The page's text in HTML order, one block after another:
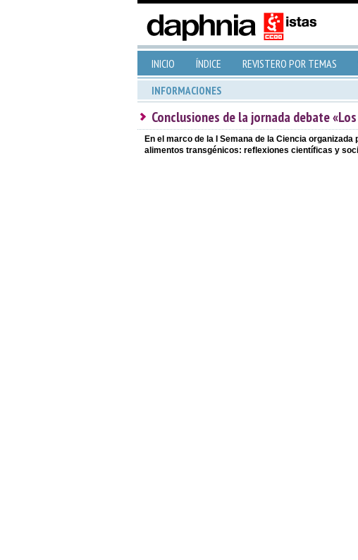
INICIO ÍNDICE REVISTERO POR TEMAS
INFORMACIONES
Conclusiones de la jornada debate
En el marco de la I Semana de la Ciencia
alimentos transgénicos: reflexiones científicas y